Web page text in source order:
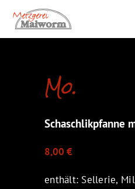
Inhalt
springen
Lieferung & Catering
Metzgerei
Mo.
Schaschlikpfanne
8,00 €
enthält: Sellerie,